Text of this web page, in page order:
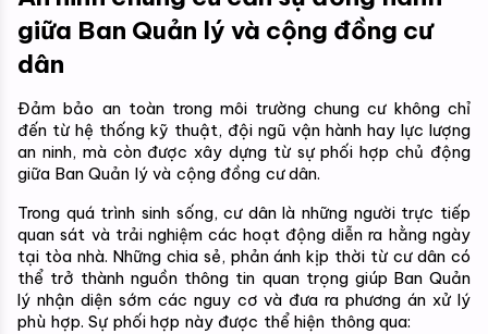
giữa Ban Quản lý và cộng đồng cư
dân
Đảm bảo an toàn trong môi trường chung cư không chỉ
đến từ hệ thống kỹ thuật, đội ngũ vận hành hay lực lượng
an ninh, mà còn được xây dựng từ sự phối hợp chủ động
giữa Ban Quản lý và cộng đồng cư dân.
Trong quá trình sinh sống, cư dân là những người trực tiếp
quan sát và trải nghiệm các hoạt động diễn ra hằng ngày
tại tòa nhà. Những chia sẻ, phản ánh kịp thời từ cư dân có
thể trở thành nguồn thông tin quan trọng giúp Ban Quản
lý nhận diện sớm các nguy cơ và đưa ra phương án xử lý
phù hợp. Sự phối hợp này được thể hiện thông qua: